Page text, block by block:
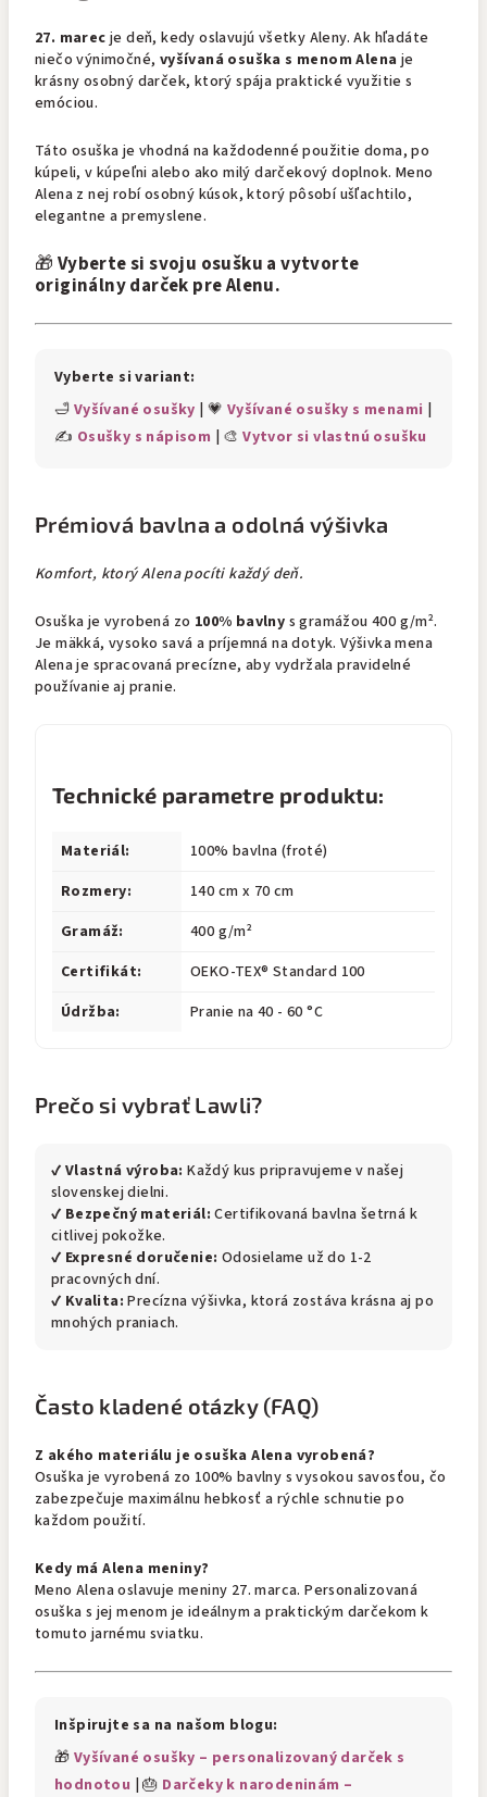
27. marec je deň, kedy oslavujú všetky Aleny. Ak hľadáte
niečo výnimočné, vyšívaná osuška s menom Alena je
krásny osobný darček, ktorý spája praktické využitie s
emóciou.
Táto osuška je vhodná na každodenné použitie doma, po
kúpeli, v kúpeľni alebo ako milý darčekový doplnok. Meno
Alena z nej robí osobný kúsok, ktorý pôsobí ušľachtilo,
elegantne a premyslene.
🎁 Vyberte si svoju osušku a vytvorte
originálny darček pre Alenu.
Vyberte si variant:
🛁 Vyšívané osušky | 💗 Vyšívané osušky s menami
✍️ Osušky s nápisom | 🎨Vytvor si vlastnú osušku
Prémiová bavlna a odolná výšivka
Komfort, ktorý Alena pocíti každý deň.
Osuška je vyrobená zo 100% bavlny s gramážou 400 g/m².
Je mäkká, vysoko savá a príjemná na dotyk. Výšivka mena
Alena je spracovaná precízne, aby vydržala pravidelné
používanie aj pranie.
Technické parametre produktu:
Materiál:
100% bavlna (froté)
Rozmery:
140 cm x 70 cm
Gramáž:
400 g/m²
Certifikát:
OEKO-TEX® Standard 100
Údržba:
Pranie na 40 - 60 °C
Prečo si vybrať Lawli?
✔ Vlastná výroba: Každý kus pripravujeme v našej
slovenskej dielni.
✔ Bezpečný materiál: Certifikovaná bavlna šetrná k
citlivej pokožke.
✔ Expresné doručenie: Odosielame už do 1-2
pracovných dní.
✔ Kvalita: Precízna výšivka, ktorá zostáva krásna aj po
mnohých praniach.
Často kladené otázky (FAQ)
Z akého materiálu je osuška Alena vyrobená?
Osuška je vyrobená zo 100% bavlny s vysokou savosťou, čo
zabezpečuje maximálnu hebkosť a rýchle schnutie po
každom použití.
Kedy má Alena meniny?
Meno Alena oslavuje meniny 27. marca. Personalizovaná
osuška s jej menom je ideálnym a praktickým darčekom k
tomuto jarnému sviatku.
Inšpirujte sa na našom blogu:
🎁 Vyšívané osušky – personalizovaný darček s
hodnotou | 🎂 Darčeky k narodeninám –